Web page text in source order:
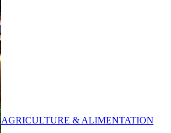
AGRICULTURE & ALIMENTATION